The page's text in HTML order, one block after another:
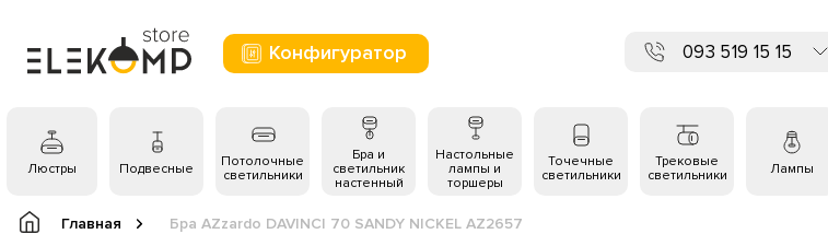
Конфигуратор 093 519 15 15
Люстры Подвесные
Потолочные
светильники
Бра и
светильник
настенный
Настольные
лампы и
торшеры
Точечные
светильники
Трековые
светильники
Лампы
Главная Бра AZzardo DAVINCI 70 SANDY NICKEL AZ2657